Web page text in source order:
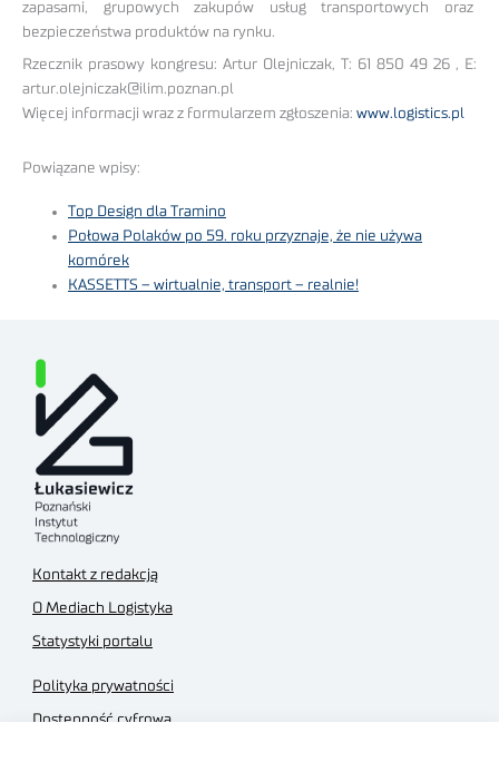
zapasami, grupowych zakupów usług transportowych oraz
bezpieczeństwa produktów na rynku.
Rzecznik prasowy kongresu: Artur Olejniczak, T: 61 850 49 26 , E:
artur.olejniczak@ilim.poznan.pl
Więcej informacji wraz z formularzem zgłoszenia: www.logistics.pl
Powiązane wpisy:
Top Design dla Tramino
Połowa Polaków po 59. roku przyznaje, że nie używa
komórek
KASSETTS – wirtualnie, transport – realnie!
Kontakt z redakcją
O Mediach Logistyka
Statystyki portalu
Polityka prywatności
Dostępność cyfrowa